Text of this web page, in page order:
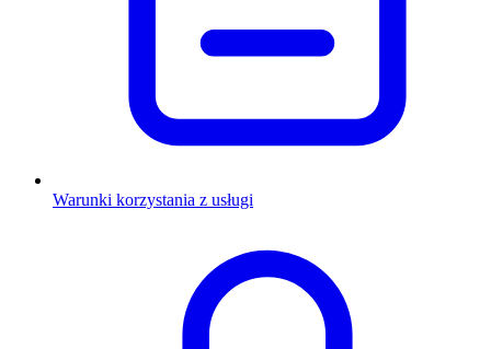
Warunki korzystania z usługi